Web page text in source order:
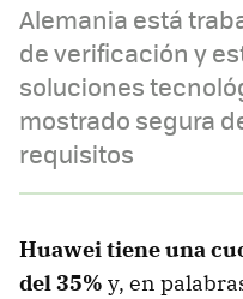
Alemania está
de verificación y
soluciones
mostrado segura
requisitos
Huawei tiene una
del 35% y, en